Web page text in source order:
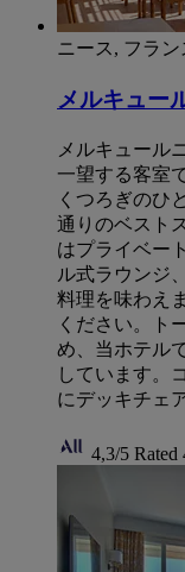
ニース, フラン
メルキュー
メルキュール
一望する客室
くつろぎのひ
通りのベスト
はプライベー
ル式ラウンジ
料理を味わえ
ください。ト
め、当ホテル
しています。
にデッキチェ
4,3/5 Rated